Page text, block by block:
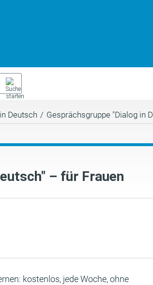
Deutsch / Gesprächsgruppe "Dialog in
– für Frauen
kostenlos, jede Woche, ohne